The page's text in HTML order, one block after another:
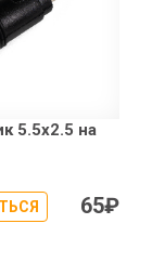
5.5x2.5 на
65₽